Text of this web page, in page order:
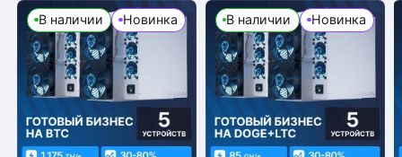
В наличии Новинка В наличии Новинка